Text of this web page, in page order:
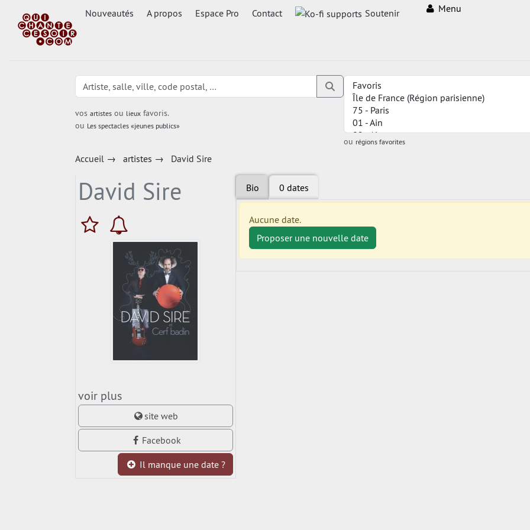
Nouveautés A propos Espace Pro Contact Soutenir Menu
vos artistesou lieuxfavoris.
ou Les spectacles «jeunes publics»
ou régions favorites
Accueil→ artistes → David Sire
David Sire
voir plus
site web
Facebook
Il manque une date ?
Bio 0 dates
Aucune date.
Proposer une nouvelle date